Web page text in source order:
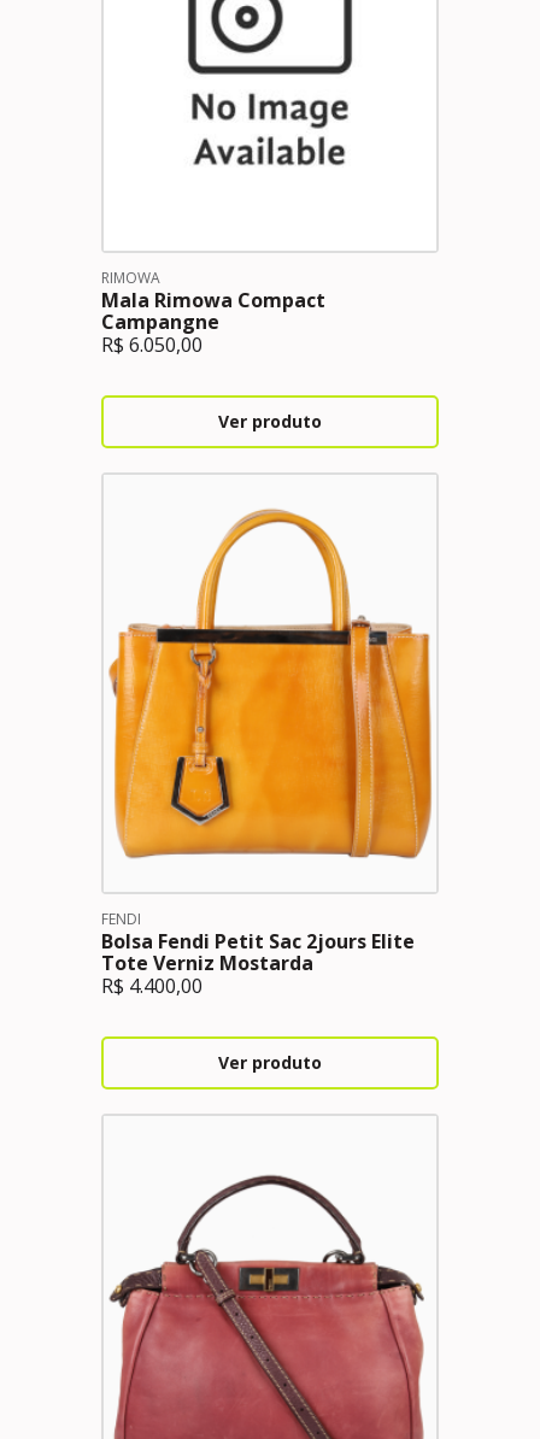
RIMOWA
Mala Rimowa Compact
Campangne
R$ 6.050,00
Ver produto
FENDI
Bolsa Fendi Petit Sac 2jours Elite
Tote Verniz Mostarda
R$ 4.400,00
Ver produto